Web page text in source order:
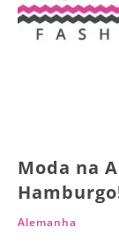
Moda na
Alemanha